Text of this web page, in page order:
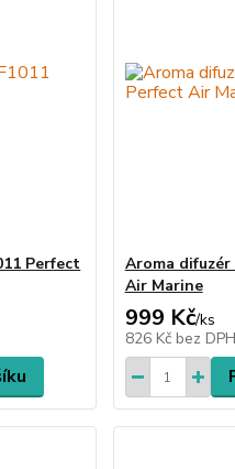
Perfect
Aroma
Air Marine
999 Kč/ks
826 Kč bez DPH